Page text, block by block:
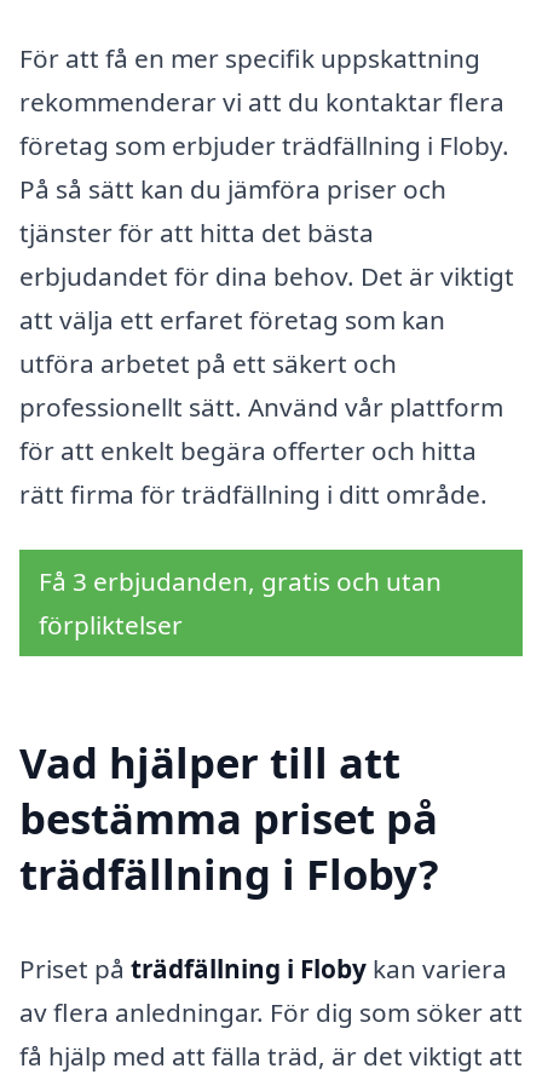
För att få en mer specifik uppskattning
rekommenderar vi att du kontaktar flera
företag som erbjuder trädfällning i Floby.
På så sätt kan du jämföra priser och
tjänster för att hitta det bästa
erbjudandet för dina behov. Det är viktigt
att välja ett erfaret företag som kan
utföra arbetet på ett säkert och
professionellt sätt. Använd vår plattform
för att enkelt begära offerter och hitta
rätt firma för trädfällning i ditt område.
Få 3 erbjudanden, gratis och utan
förpliktelser
Vad hjälper till att
bestämma priset på
trädfällning i Floby?
Priset på trädfällning i Floby kan variera
av flera anledningar. För dig som söker att
få hjälp med att fälla träd, är det viktigt att